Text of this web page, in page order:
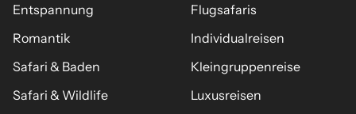
Entspannung
Romantik
Safari & Baden
Safari & Wildlife
Flugsafaris
Individualreisen
Kleingruppenreise
Luxusreisen